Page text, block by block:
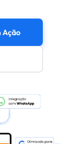
Ação